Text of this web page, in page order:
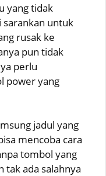
yang tidak
untuk
rusak ke
pun tidak
perlu
power yang
jadul yang
mencoba cara
tombol yang
tak ada salahnya